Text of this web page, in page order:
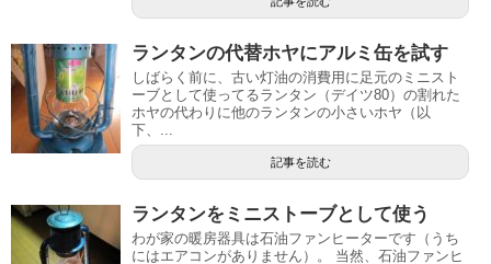
ランタンの代替ホヤにアルミ缶を試す
しばらく前に、古い灯油の消費用に足元のミニスト
ーブとして使ってるランタン（デイツ80）の割れた
ホヤの代わりに他のランタンの小さいホヤ（以
下、...
記事を読む
ランタンをミニストーブとして使う
わが家の暖房器具は石油ファンヒーターです（うち
にはエアコンがありません）。 当然、石油ファンヒ